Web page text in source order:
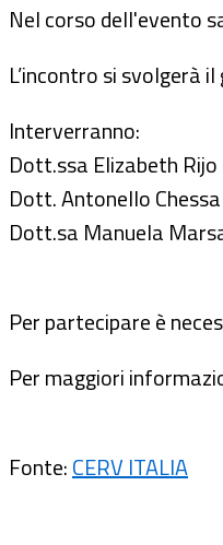
Nel corso dell'evento
L’incontro si svolgerà
Interverranno:
Dott.ssa Elizabeth
Dott. Antonello
Dott.sa Manuela
Per partecipare è
Per maggiori
Fonte:CERV ITALIA